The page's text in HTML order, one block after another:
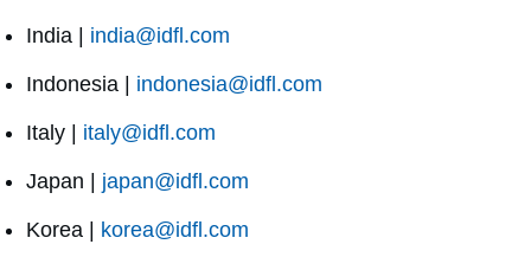
India | india@idfl.com
Indonesia | indonesia@idfl.com
Italy | italy@idfl.com
Japan | japan@idfl.com
Korea | korea@idfl.com